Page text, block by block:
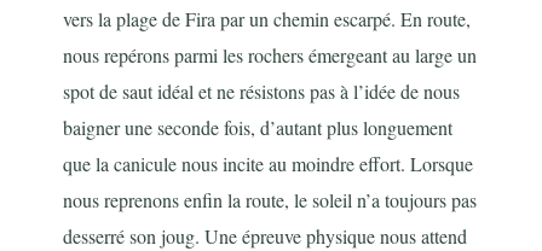
vers la plage de Fira par un chemin escarpé. En route,
nous repérons parmi les rochers émergeant au large un
spot de saut idéal et ne résistons pas à l’idée de nous
baigner une seconde fois, d’autant plus longuement
que la canicule nous incite au moindre effort. Lorsque
nous reprenons enfin la route, le soleil n’a toujours pas
desserré son joug. Une épreuve physique nous attend